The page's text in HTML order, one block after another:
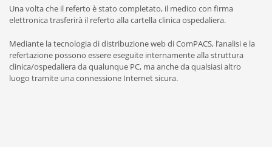
Una volta che il referto è stato completato, il medico con firma
elettronica trasferirà il referto alla cartella clinica ospedaliera.
Mediante la tecnologia di distribuzione web di ComPACS, l’analisi e la
refertazione possono essere eseguite internamente alla struttura
clinica/ospedaliera da qualunque PC, ma anche da qualsiasi altro
luogo tramite una connessione Internet sicura.